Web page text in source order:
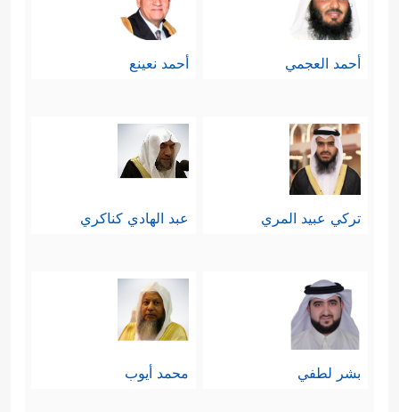
أحمد العجمي أحمد نعينع
تركي عبيد المري عبد الهادي كناكري
بشر لطفي محمد أيوب